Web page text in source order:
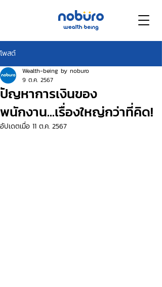
โพสต์
ปัญหาการเงินของ
พนักงาน...เรื่องใหญ่กว่าที่คิด!
Wealth-being by noburo
9 ต.ค. 2567
อัปเดตเมื่อ 11 ต.ค. 2567